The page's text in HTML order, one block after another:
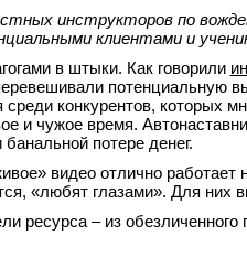
инструкторов по
клиентами и
в штыки. Как говорили
потенциальную
конкурентов, которых
и чужое время.
потере денег.
видео отлично
«любят глазами». Для них
ресурса – из